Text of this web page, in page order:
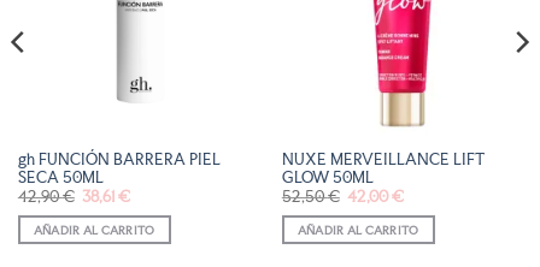
gh FUNCIÓN BARRERA PIEL
SECA 50ML
42,90€ El
precio
original
era:
42,90 €.
38,61€El
actual
es:
38,61 €.
AÑADIR AL CARRITO
NUXE MERVEILLANCE LIFT
GLOW 50ML
52,50€ El
precio
original
era:
52,50 €.
42,00€El
actual
es:
42,00 €.
AÑADIR AL CARRITO